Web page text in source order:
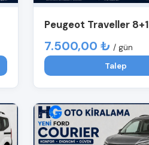
Peugeot Traveller 8+1
7.500,00 ₺ / gün
Talep